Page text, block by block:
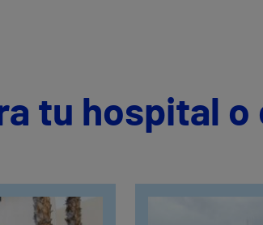
tu hospital